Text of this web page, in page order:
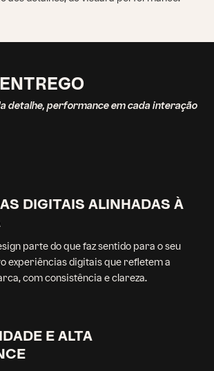
detalhe, performance em cada interação
DIGITAIS ALINHADAS À
parte do que faz sentido para o seu
experiências digitais que refletem a
com consistência e clareza.
E ALTA